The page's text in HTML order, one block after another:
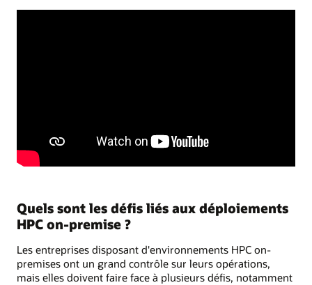
Quels sont les défis liés aux déploiements
HPC on-premise ?
Les entreprises disposant d'environnements HPC on-
premises ont un grand contrôle sur leurs opérations,
mais elles doivent faire face à plusieurs défis, notamment